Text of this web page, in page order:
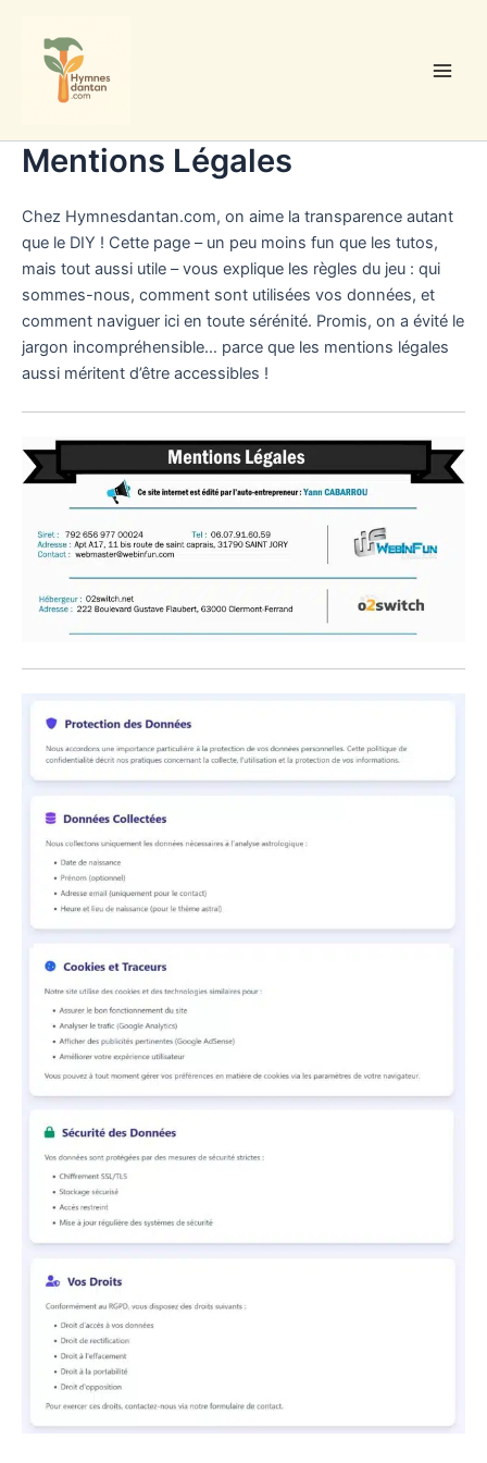
contenu
Mentions Légales
Chez Hymnesdantan.com, on aime la transparence autant
que le DIY ! Cette page – un peu moins fun que les tutos,
mais tout aussi utile – vous explique les règles du jeu : qui
sommes-nous, comment sont utilisées vos données, et
comment naviguer ici en toute sérénité. Promis, on a évité le
jargon incompréhensible… parce que les mentions légales
aussi méritent d’être accessibles !